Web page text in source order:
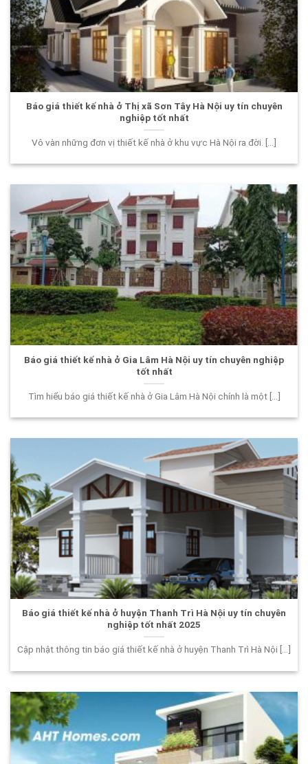
Báo giá thiết kế nhà ở Thị xã Sơn Tây Hà Nội uy tín chuyên
nghiệp tốt nhất
Vô vàn những đơn vị thiết kế nhà ở khu vực Hà Nội ra đời. [...]
Báo giá thiết kế nhà ở Gia Lâm Hà Nội uy tín chuyên nghiệp
tốt nhất
Tìm hiểu báo giá thiết kế nhà ở Gia Lâm Hà Nội chính là một [...]
Báo giá thiết kế nhà ở huyện Thanh Trì Hà Nội uy tín chuyên
nghiệp tốt nhất 2025
Cập nhật thông tin báo giá thiết kế nhà ở huyện Thanh Trì Hà Nội [...]